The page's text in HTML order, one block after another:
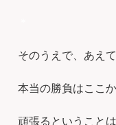
そのうえで、あえ
本当の勝負はここか
頑張るということは